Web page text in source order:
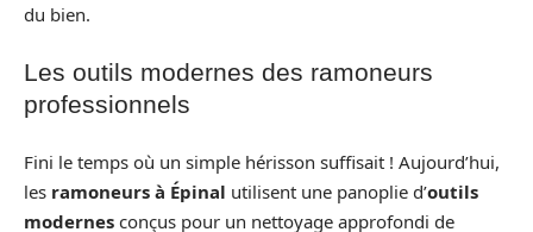
du bien.
Les outils modernes des ramoneurs
professionnels
Fini le temps où un simple hérisson suffisait ! Aujourd’hui,
les ramoneurs à Épinal utilisent une panoplie d’outils
modernes conçus pour un nettoyage approfondi de